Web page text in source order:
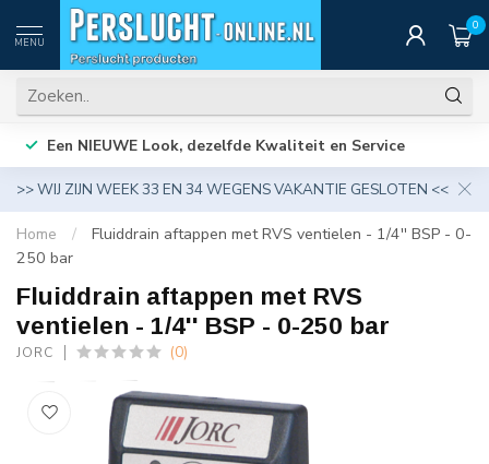
MENU
0
Een NIEUWE Look, dezelfde Kwaliteit en Service
>> WIJ ZIJN WEEK 33 EN 34 WEGENS VAKANTIE GESLOTEN <<
Home /
Fluiddrain aftappen met RVS ventielen - 1/4'' BSP - 0-
250 bar
Fluiddrain aftappen met RVS
ventielen - 1/4'' BSP - 0-250 bar
JORC (0)